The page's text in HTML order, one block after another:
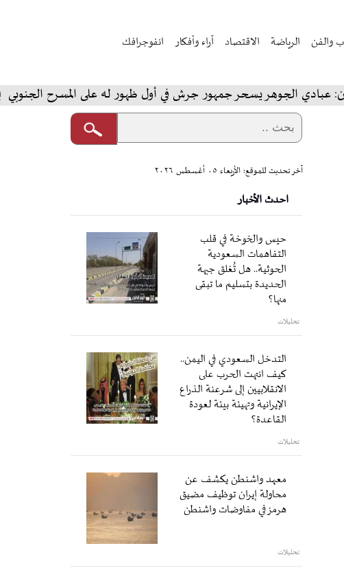
والفن الرياضة الاقتصاد آراء وأفكار انفوجرافك
الجوهر يسحر جمهور جرش في أول ظهور له على المسرح الجنوبي
آخر تحديث للموقع: الأربعاء ٠٥ أغسطس ٢٠٢٦
احدث الأخبار
حيس والخوخة في قلب
التفاهمات السعودية
الحوثية.. هل تُغلق جبهة
الحديدة بتسليم ما تبقى
منها؟
تحليلات
التدخل السعودي في اليمن..
كيف انتهت الحرب على
الانقلابيين إلى شرعنة الذراع
الإيرانية وتهيئة بيئة لعودة
القاعدة؟
تحليلات
معهد واشنطن يكشف عن
محاولة إيران توظيف مضيق
هرمز في مفاوضات واشنطن
تحليلات